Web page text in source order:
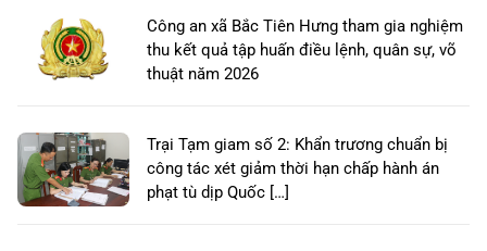
Công an xã Bắc Tiên Hưng tham gia nghiệm
thu kết quả tập huấn điều lệnh, quân sự, võ
thuật năm 2026
Trại Tạm giam số 2: Khẩn trương chuẩn bị
công tác xét giảm thời hạn chấp hành án
phạt tù dịp Quốc […]